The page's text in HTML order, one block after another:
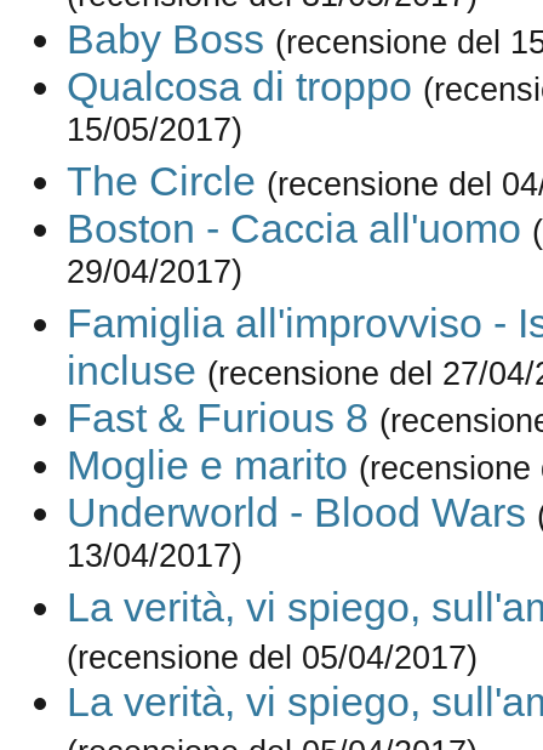
Baby Boss (recensione del
Qualcosa di troppo
15/05/2017)
The Circle (recensione del
Boston - Caccia all'uomo
29/04/2017)
Famiglia all'improvviso -
incluse (recensione del 27/04/
Fast & Furious 8
Moglie e marito (recensione
Underworld - Blood Wars
13/04/2017)
La verità, vi spiego,
(recensione del 05/04/2017)
La verità, vi spiego,